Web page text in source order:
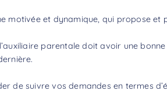
motivée et dynamique, qui propose et
parentale doit avoir une
de suivre vos demandes en termes